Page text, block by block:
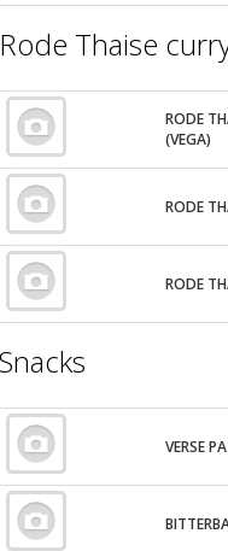
Rode Thaise
RODE
(VEGA)
RODE
RODE
Snacks
VERSE